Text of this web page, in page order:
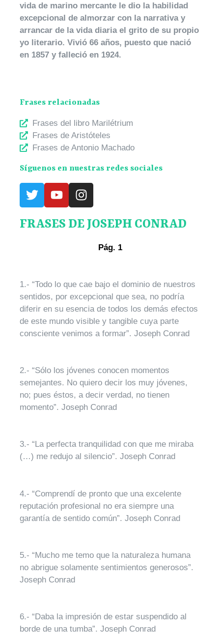
vida de marino mercante le dio la habilidad
excepcional de almorzar con la narrativa y
arrancar de la vida diaria el grito de su propio
yo literario. Vivió 66 años, puesto que nació
en 1857 y falleció en 1924.
Frases relacionadas
Frases del libro Marilétrium
Frases de Aristóteles
Frases de Antonio Machado
Síguenos en nuestras redes sociales
FRASES DE JOSEPH CONRAD
Pág. 1
1.- “Todo lo que cae bajo el dominio de nuestros
sentidos, por excepcional que sea, no podría
diferir en su esencia de todos los demás efectos
de este mundo visible y tangible cuya parte
consciente venimos a formar”. Joseph Conrad
2.- “Sólo los jóvenes conocen momentos
semejantes. No quiero decir los muy jóvenes,
no; pues éstos, a decir verdad, no tienen
momento”. Joseph Conrad
3.- “La perfecta tranquilidad con que me miraba
(…) me redujo al silencio”. Joseph Conrad
4.- “Comprendí de pronto que una excelente
reputación profesional no era siempre una
garantía de sentido común”. Joseph Conrad
5.- “Mucho me temo que la naturaleza humana
no abrigue solamente sentimientos generosos”.
Joseph Conrad
6.- “Daba la impresión de estar suspendido al
borde de una tumba”. Joseph Conrad